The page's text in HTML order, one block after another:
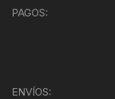
PAGOS:
ENVÍOS: